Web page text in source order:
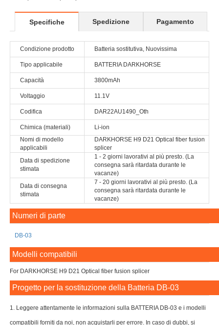
Specifiche Spedizione Pagamento
Condizione prodotto Batteria sostitutiva, Nuovissima
Tipo applicabile BATTERIA DARKHORSE
Capacità 3800mAh
Voltaggio 11.1V
Codifica DAR22AU1490_Oth
Chimica (materiali)
Li-ion
Nomi di modello
applicabili
DARKHORSE H9 D21 Optical fiber fusion
splicer
Data di spedizione
stimata
1 - 2 giorni lavorativi al più presto. (La
consegna sarà ritardata durante le
vacanze)
Data di consegna
stimata
7 - 20 giorni lavorativi al più presto. (La
consegna sarà ritardata durante le
vacanze)
Numeri di parte
DB-03
Modelli compatibili
For DARKHORSE H9 D21 Optical fiber fusion splicer
Progetto per la sostituzione della Batteria DB-03
1. Leggere attentamente le informazioni sulla BATTERIA DB-03 e i modelli
compatibili forniti da noi, non acquistarli per errore. In caso di dubbi, si